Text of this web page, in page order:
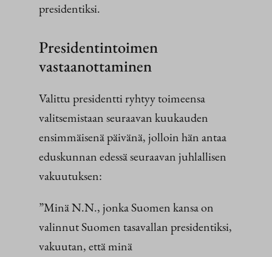
presidentiksi.
Presidentintoimen
vastaanottaminen
Valittu presidentti ryhtyy toimeensa
valitsemistaan seuraavan kuukauden
ensimmäisenä päivänä, jolloin hän antaa
eduskunnan edessä seuraavan juhlallisen
vakuutuksen:
”Minä N.N., jonka Suomen kansa on
valinnut Suomen tasavallan presidentiksi,
vakuutan, että minä